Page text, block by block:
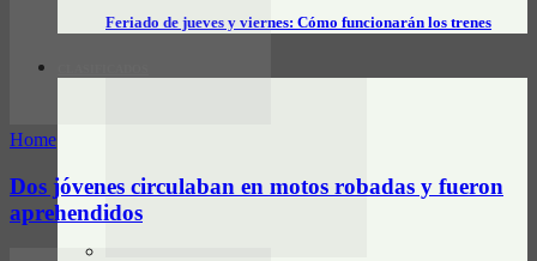
Feriado de jueves y viernes: Cómo funcionarán los trenes
Home
Dos jóvenes circulaban en motos robadas y fueron
aprehendidos